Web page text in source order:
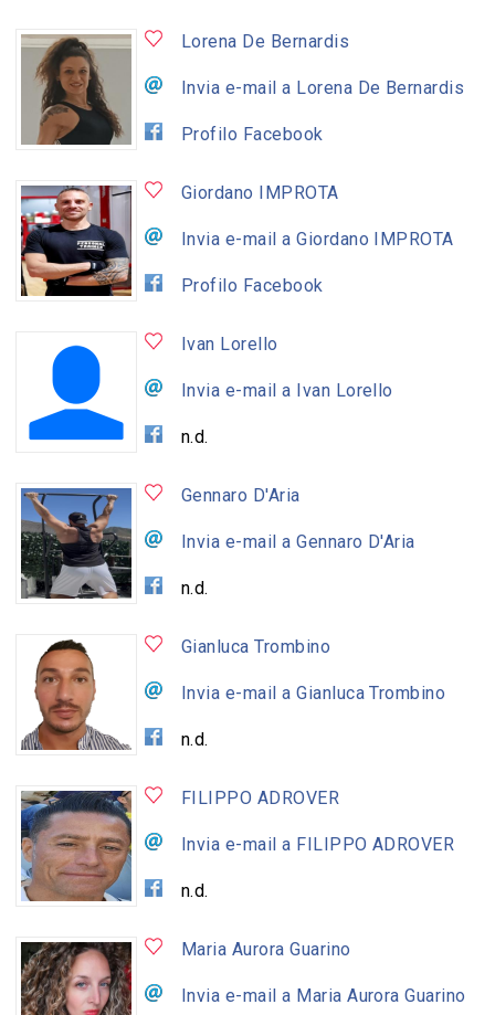
Lorena De Bernardis
Invia e-mail a Lorena De Bernardis
Profilo Facebook
Giordano IMPROTA
Invia e-mail a Giordano IMPROTA
Profilo Facebook
Ivan Lorello
Invia e-mail a Ivan Lorello
n.d.
Gennaro D'Aria
Invia e-mail a Gennaro D'Aria
n.d.
Gianluca Trombino
Invia e-mail a Gianluca Trombino
n.d.
FILIPPO ADROVER
Invia e-mail a FILIPPO ADROVER
n.d.
Maria Aurora Guarino
Invia e-mail a Maria Aurora Guarino